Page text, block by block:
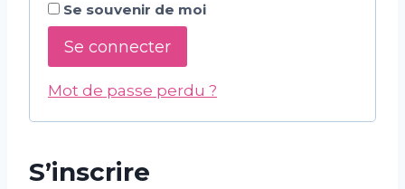
i
i
g
a
t
Se souvenir de moi
Se connecter
Mot de passe perdu ?
S’inscrire